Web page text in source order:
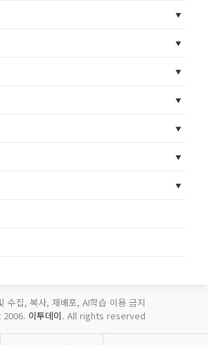
수집, 복사, 재배포, AI학습 이용 금지
이투데이. All rights reserved